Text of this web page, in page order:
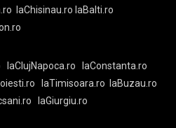
laChisinau.ro laBalti.ro
laClujNapoca.ro
laConstanta.ro
laTimisoara.ro
laBuzau.ro
laGiurgiu.ro